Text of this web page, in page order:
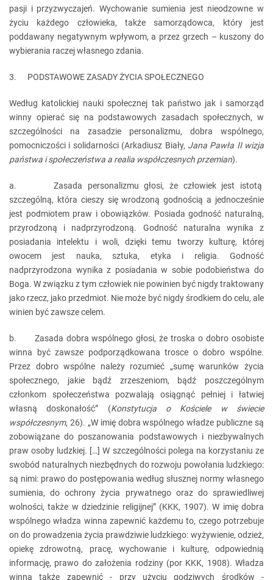
pasji i przyzwyczajeń. Wychowanie sumienia jest nieodzowne w
życiu każdego człowieka, także samorządowca, który jest
poddawany negatywnym wpływom, a przez grzech – kuszony do
wybierania raczej własnego zdania.
3. PODSTAWOWE ZASADY ŻYCIA SPOŁECZNEGO
Według katolickiej nauki społecznej tak państwo jak i samorząd
winny opierać się na podstawowych zasadach społecznych, w
szczególności na zasadzie personalizmu, dobra wspólnego,
pomocniczości i solidarności (Arkadiusz Biały, Jana Pawła II wizja
państwa i społeczeństwa a realia współczesnych przemian).
a. Zasada personalizmu głosi, że człowiek jest istotą
szczególną, która cieszy się wrodzoną godnością a jednocześnie
jest podmiotem praw i obowiązków. Posiada godność naturalną,
przyrodzoną i nadprzyrodzoną. Godność naturalna wynika z
posiadania intelektu i woli, dzięki temu tworzy kulturę, której
owocem jest nauka, sztuka, etyka i religia. Godność
nadprzyrodzona wynika z posiadania w sobie podobieństwa do
Boga. W związku z tym człowiek nie powinien być nigdy traktowany
jako rzecz, jako przedmiot. Nie może być nigdy środkiem do celu, ale
winien być zawsze celem.
b. Zasada dobra wspólnego głosi, że troska o dobro osobiste
winna być zawsze podporządkowana trosce o dobro wspólne.
Przez dobro wspólne należy rozumieć „sumę warunków życia
społecznego, jakie bądź zrzeszeniom, bądź poszczególnym
członkom społeczeństwa pozwalają osiągnąć pełniej i łatwiej
własną doskonałość” (Konstytucja o Kościele w świecie
współczesnym, 26). „W imię dobra wspólnego władze publiczne są
zobowiązane do poszanowania podstawowych i niezbywalnych
praw osoby ludzkiej. […] W szczególności polega na korzystaniu ze
swobód naturalnych niezbędnych do rozwoju powołania ludzkiego:
są nimi: prawo do postępowania według słusznej normy własnego
sumienia, do ochrony życia prywatnego oraz do sprawiedliwej
wolności, także w dziedzinie religijnej” (KKK, 1907). W imię dobra
wspólnego władza winna zapewnić każdemu to, czego potrzebuje
on do prowadzenia życia prawdziwie ludzkiego: wyżywienie, odzież,
opiekę zdrowotną, pracę, wychowanie i kulturę, odpowiednią
informację, prawo do założenia rodziny (por KKK, 1908). Władza
winna także zapewnić - przy użyciu godziwych środków -